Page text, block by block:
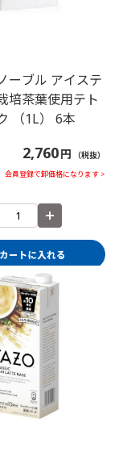
ーブル アイステ
培茶葉使用テト
（1L） 6本
2,760円 （税抜）
会員登録で卸価格になります >